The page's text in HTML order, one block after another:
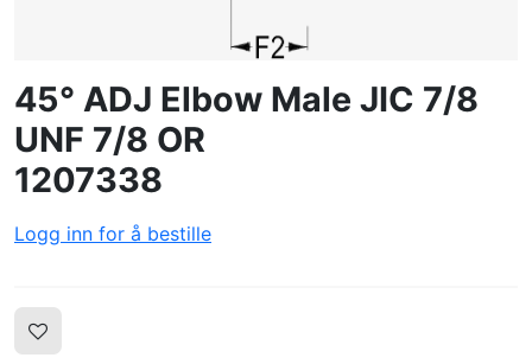
45° ADJ Elbow Male JIC 7/8
UNF 7/8 OR
1207338
Logg inn for å bestille